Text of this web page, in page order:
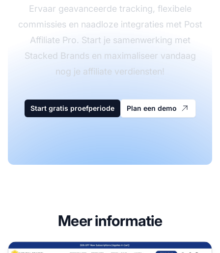
Ervaar geavanceerde tracking, flexibele
commissies en naadloze integraties met Post
Affiliate Pro. Start je samenwerking met
Stacked Brands en maximaliseer vandaag
nog je affiliate verdiensten!
Start gratis proefperiode Plan een demo
Meer informatie
Natural Stacks Affiliate Programma